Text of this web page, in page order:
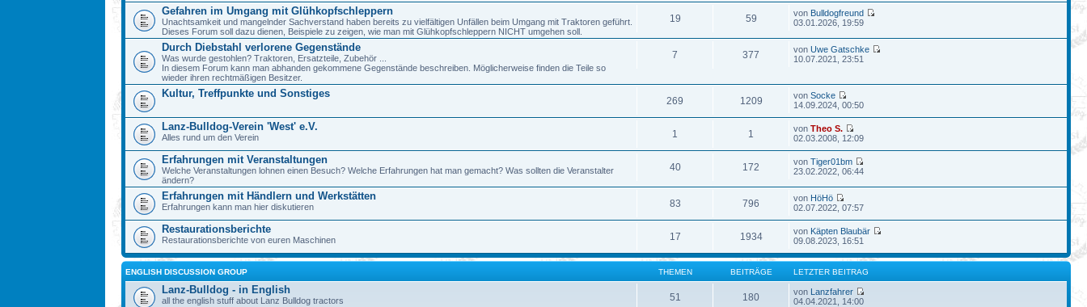
Gefahren im Umgang mit Glühkopfschleppern
Unachtsamkeit und mangelnder Sachverstand haben bereits zu vielfältigen Unfällen beim Umgang mit Traktoren geführt.
Dieses Forum soll dazu dienen, Beispiele zu zeigen, wie man mit Glühkopfschleppern NICHT umgehen soll.
19 59 von Bulldogfreund
03.01.2026, 19:59
Durch Diebstahl verlorene Gegenstände
Was wurde gestohlen? Traktoren, Ersatzteile, Zubehör ...
In diesem Forum kann man abhanden gekommene Gegenstände beschreiben. Möglicherweise finden die Teile so
wieder ihren rechtmäßigen Besitzer.
7 377 vonUwe Gatschke
10.07.2021, 23:51
Kultur, Treffpunkte und Sonstiges
269 1209 vonSocke
14.09.2024, 00:50
Lanz-Bulldog-Verein 'West' e.V.
Alles rund um den Verein 1 1 vonTheo S.
02.03.2008, 12:09
Erfahrungen mit Veranstaltungen
Welche Veranstaltungen lohnen einen Besuch? Welche Erfahrungen hat man gemacht? Was sollten die Veranstalter
ändern?
40 172 vonTiger01bm
23.02.2022, 06:44
Erfahrungen mit Händlern und Werkstätten
Erfahrungen kann man hier diskutieren 83 796 von HöHö
02.07.2022, 07:57
Restaurationsberichte
Restaurationsberichte von euren Maschinen 17 1934 von Käpten Blaubär
09.08.2023, 16:51
ENGLISH DISCUSSION GROUP THEMEN BEITRÄGE LETZTER BEITRAG
Lanz-Bulldog - in English
all the english stuff about Lanz Bulldog tractors 51 180 von Lanzfahrer
04.04.2021, 14:00